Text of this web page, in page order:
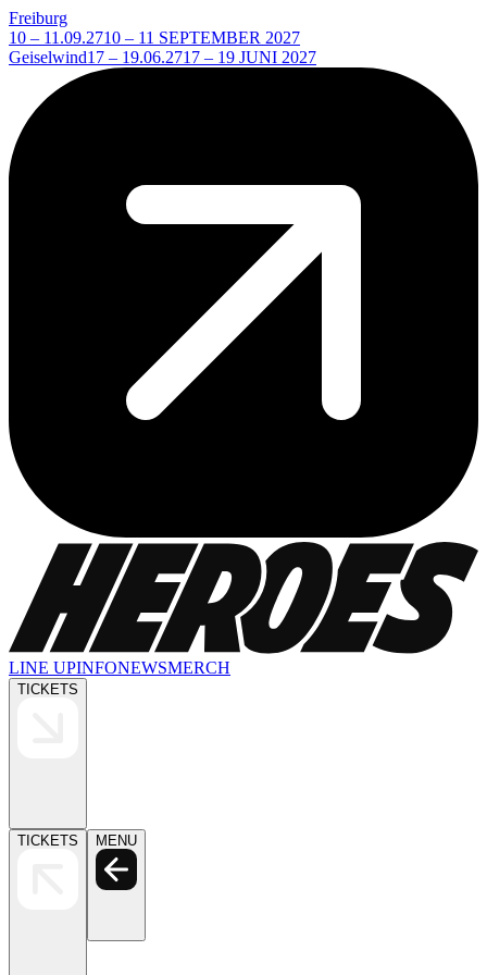
Freiburg
10 – 11.09.2710 – 11 SEPTEMBER 2027
Geiselwind17 – 19.06.2717 – 19 JUNI 2027
LINE UPINFONEWSMERCH
TICKETS
TICKETS MENU